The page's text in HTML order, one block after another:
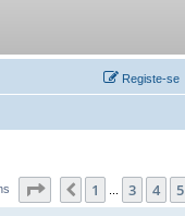
Registe-se
Página6 7
Anterior
1 3 4 5